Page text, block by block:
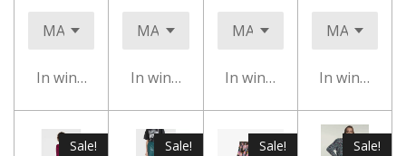
In winkelwagenIn winkelwagenIn winkelwagen
In
Sale! Sale! Sale! Sale!